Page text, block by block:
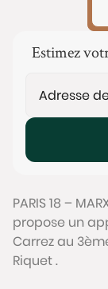
Estimez
PARIS 18 –
propose un
Carrez au
Riquet .